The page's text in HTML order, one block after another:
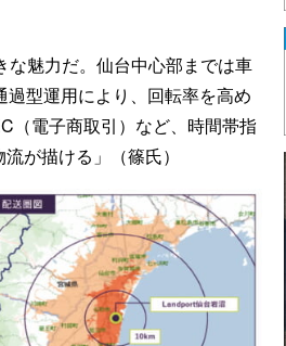
な魅力だ。仙台中心部までは車
型運用により、回転率を高め
（電子商取引）など、時間帯指
が描ける」（篠氏）